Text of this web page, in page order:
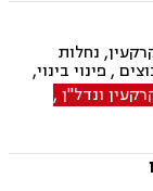
נחלות
, פינוי בינוי,
מקרקעי ישראל,
מגרשים
ושומרון, מיסוי
ונדל"ן,